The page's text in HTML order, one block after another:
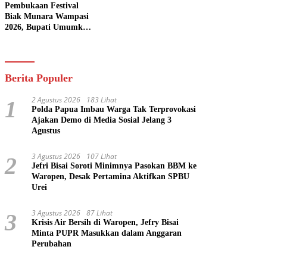
Pembukaan Festival
Biak Munara Wampasi
2026, Bupati Umumkan
Berita Populer
1 2 Agustus 2026 183 Lihat
Polda Papua Imbau Warga Tak Terprovokasi
Ajakan Demo di Media Sosial Jelang 3
Agustus
2 3 Agustus 2026 107 Lihat
Jefri Bisai Soroti Minimnya Pasokan BBM ke
Waropen, Desak Pertamina Aktifkan SPBU
Urei
3 3 Agustus 2026 87 Lihat
Krisis Air Bersih di Waropen, Jefry Bisai
Minta PUPR Masukkan dalam Anggaran
Perubahan